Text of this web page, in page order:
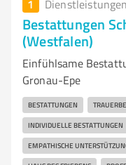
1 Dienstleistungen
Bestattungen
(Westfalen)
Einfühlsame
Gronau-Epe
BESTATTUNGEN
INDIVIDUELLE BESTATTUNGEN
EMPATHISCHE